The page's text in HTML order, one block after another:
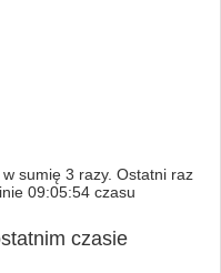
sumię 3 razy. Ostatni raz
09:05:54 czasu
czasie